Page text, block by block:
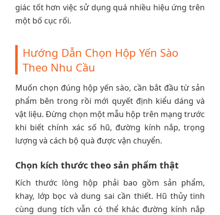
giác tốt hơn việc sử dụng quá nhiều hiệu ứng trên
một bố cục rối.
Hướng Dẫn Chọn Hộp Yến Sào
Theo Nhu Cầu
Muốn chọn đúng hộp yến sào, cần bắt đầu từ sản
phẩm bên trong rồi mới quyết định kiểu dáng và
vật liệu. Đừng chọn một mẫu hộp trên mạng trước
khi biết chính xác số hũ, đường kính nắp, trọng
lượng và cách bộ quà được vận chuyển.
Chọn kích thước theo sản phẩm thật
Kích thước lòng hộp phải bao gồm sản phẩm,
khay, lớp bọc và dung sai cần thiết. Hũ thủy tinh
cùng dung tích vẫn có thể khác đường kính nắp